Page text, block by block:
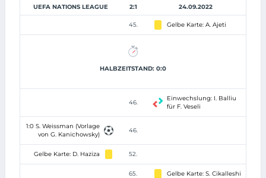
UEFA NATIONS LEAGUE 2:1 24.09.2022
45. Gelbe Karte: A. Ajeti
HALBZEITSTAND: 0:0
46.
Einwechslung: I. Balliu
für F. Veseli
1:0 S. Weissman (Vorlage
von G. Kanichowsky)
46.
Gelbe Karte: D. Haziza 52.
65. Gelbe Karte: S. Cikalleshi